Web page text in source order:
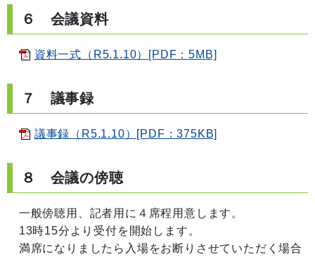
６ 会議資料
資料一式（R5.1.10）[PDF：5MB]
７ 議事録
議事録（R5.1.10）[PDF：375KB]
８ 会議の傍聴
一般傍聴用、記者用に４席程用意します。
13時15分より受付を開始します。
満席になりましたら入場をお断りさせていただく場合